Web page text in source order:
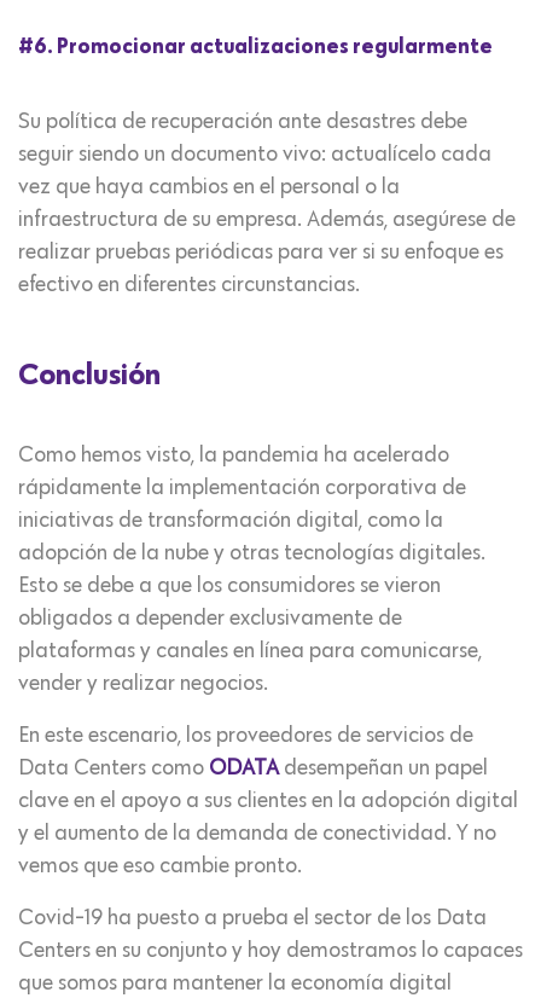
#6. Promocionar actualizaciones regularmente
Su política de recuperación ante desastres debe
seguir siendo un documento vivo: actualícelo cada
vez que haya cambios en el personal o la
infraestructura de su empresa. Además, asegúrese de
realizar pruebas periódicas para ver si su enfoque es
efectivo en diferentes circunstancias.
Conclusión
Como hemos visto, la pandemia ha acelerado
rápidamente la implementación corporativa de
iniciativas de transformación digital, como la
adopción de la nube y otras tecnologías digitales.
Esto se debe a que los consumidores se vieron
obligados a depender exclusivamente de
plataformas y canales en línea para comunicarse,
vender y realizar negocios.
En este escenario, los proveedores de servicios de
Data Centers como ODATA desempeñan un papel
clave en el apoyo a sus clientes en la adopción digital
y el aumento de la demanda de conectividad. Y no
vemos que eso cambie pronto.
Covid-19 ha puesto a prueba el sector de los Data
Centers en su conjunto y hoy demostramos lo capaces
que somos para mantener la economía digital